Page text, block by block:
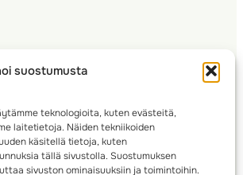
suostumusta
teknologioita, kuten evästeitä,
laitetietoja. Näiden tekniikoiden
käsitellä tietoja, kuten
tällä sivustolla. Suostumuksen
sivuston ominaisuuksiin ja toimintoihin.